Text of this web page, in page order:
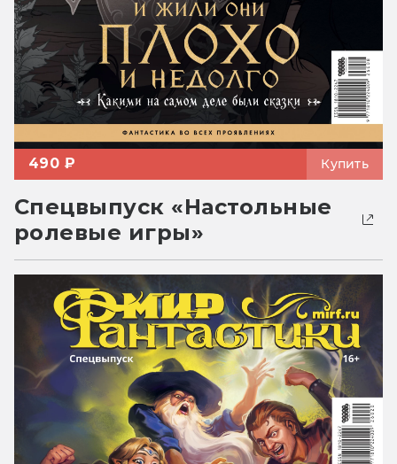
490 ₽ Купить
Спецвыпуск «Настольные
ролевые игры»